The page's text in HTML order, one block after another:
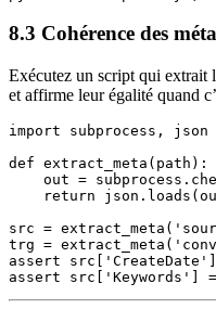
8.3 Cohérence des
Exécutez un script qui extrait
et affirme leur égalité quand
import subprocess, json
def extract_meta(path):
out =
return
src =
trg =
assert